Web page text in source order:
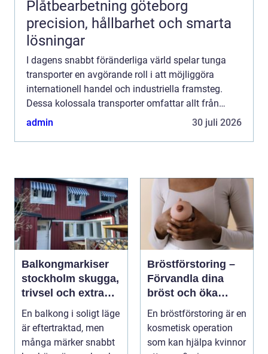
Plåtbearbetning göteborg
precision, hållbarhet och smarta
lösningar
I dagens snabbt föränderliga värld spelar tunga
transporter en avgörande roll i att möjliggöra
internationell handel och industriella framsteg.
Dessa kolossala transporter omfattar allt från
gigantiska maskiner til...
admin 30 juli 2026
Balkongmarkiser
stockholm skugga,
trivsel och extra
rum utomhus
En balkong i soligt läge
är eftertraktad, men
många märker snabbt
Bröstförstoring –
Förvandla dina
bröst och öka
självförtroendet
En bröstförstoring är en
kosmetisk operation
som kan hjälpa kvinnor